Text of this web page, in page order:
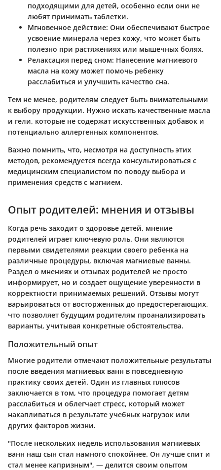
подходящими для детей, особенно если они не
любят принимать таблетки.
Мгновенное действие: Они обеспечивают быстрое
усвоение минерала через кожу, что может быть
полезно при растяжениях или мышечных болях.
Релаксация перед сном: Нанесение магниевого
масла на кожу может помочь ребенку
расслабиться и улучшить качество сна.
Тем не менее, родителям следует быть внимательными
к выбору продукции. Нужно искать качественные масла
и гели, которые не содержат искусственных добавок и
потенциально аллергенных компонентов.
Важно помнить, что, несмотря на доступность этих
методов, рекомендуется всегда консультироваться с
медицинским специалистом по поводу выбора и
применения средств с магнием.
Опыт родителей: мнения и отзывы
Когда речь заходит о здоровье детей, мнение
родителей играет ключевую роль. Они являются
первыми свидетелями реакции своего ребенка на
различные процедуры, включая магниевые ванны.
Раздел о мнениях и отзывах родителей не просто
информирует, но и создает ощущение уверенности в
корректности принимаемых решений. Отзывы могут
варьироваться от восторженных до предостерегающих,
что позволяет будущим родителям проанализировать
варианты, учитывая конкретные обстоятельства.
Положительный опыт
Многие родители отмечают положительные результаты
после введения магниевых ванн в повседневную
практику своих детей. Один из главных плюсов
заключается в том, что процедура помогает детям
расслабиться и облегчает стресс, который может
накапливаться в результате учебных нагрузок или
других факторов жизни.
"После нескольких недель использования магниевых
ванн наш сын стал намного спокойнее. Он лучше спит и
стал менее капризным", — делится своим опытом